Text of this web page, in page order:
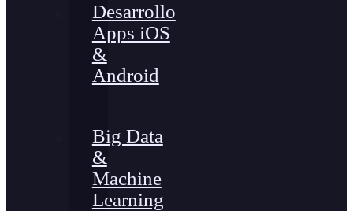
Desarrollo
Apps iOS
&
Android
Big Data
&
Machine
Learning